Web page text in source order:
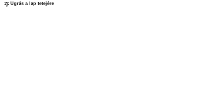
Ugrás a lap tetejére